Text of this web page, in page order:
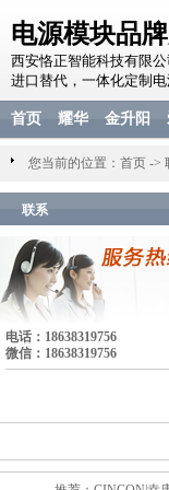
电源模块品
西安恪正智能科技有限
进口替代，一体化定制
首页 耀华 金升阳
您当前的位置： 首页 ->
联系
电话：18638319756
微信：18638319756